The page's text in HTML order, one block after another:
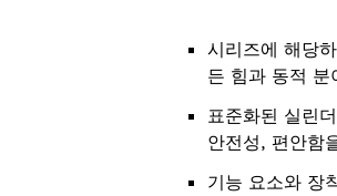
시리즈에 해당
든 힘과 동적 분
표준화된 실린
안전성, 편안함
기능 요소와 장